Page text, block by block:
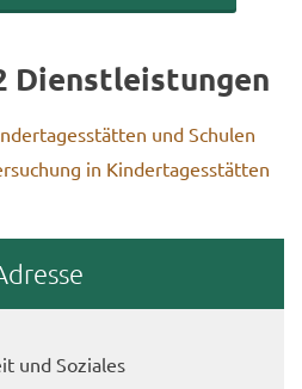
Dienst­leis­tun­gen
und Schu­len
in Kin­der­ta­ges­stät­ten
und So­zia­les